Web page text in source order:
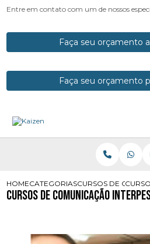
Entre em contato com um de nossos
Faça seu orçamento
Faça seu orçamento
HOMECATEGORIASCURSOS DE
Cursos de Comunicação